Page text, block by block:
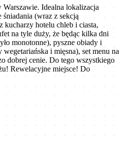
Idealna lokalizacja
(wraz z sekcją
kucharzy hotelu chleb i ciasta,
na tyle duży, że będąc kilka dni
monotonne), pyszne obiady i
i mięsna), set menu na
dobrej cenie. Do tego wszystkiego
Rewelacyjne miejsce! Do